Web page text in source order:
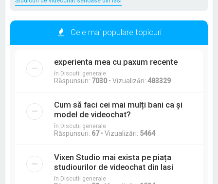
Cele mai populare topicuri
experienta mea cu paxum recente
în Discutii generale
Răspunsuri: 7030 • Vizualizări:483329
Cum să faci cei mai mulți bani ca și
model de videochat?
în Discutii generale
Răspunsuri: 67• Vizualizări: 5464
Vixen Studio mai exista pe piața
studiourilor de videochat din Iasi
în Discutii generale